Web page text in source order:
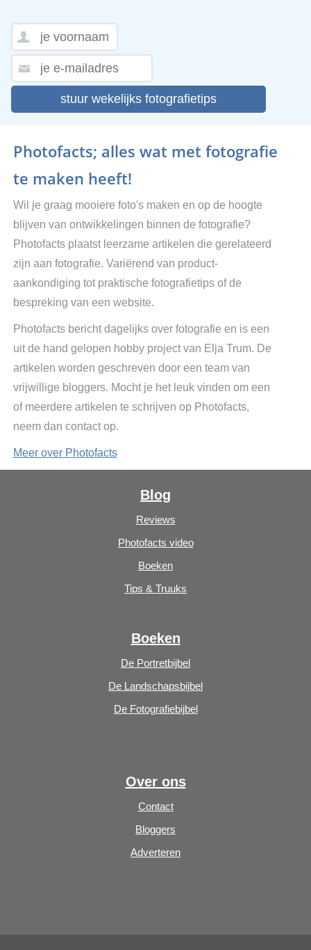
stuur wekelijks fotografietips
Photofacts; alles wat met fotografie
te maken heeft!
Wil je graag mooiere foto's maken en op de hoogte
blijven van ontwikkelingen binnen de fotografie?
Photofacts plaatst leerzame artikelen die gerelateerd
zijn aan fotografie. Variërend van product-
aankondiging tot praktische fotografietips of de
bespreking van een website.
Photofacts bericht dagelijks over fotografie en is een
uit de hand gelopen hobby project van Elja Trum. De
artikelen worden geschreven door een team van
vrijwillige bloggers. Mocht je het leuk vinden om een
of meerdere artikelen te schrijven op Photofacts,
neem dan contact op.
Meer over Photofacts
Blog
Reviews
Photofacts video
Boeken
Tips & Truuks
Boeken
De Portretbijbel
De Landschapsbijbel
De Fotografiebijbel
Over ons
Contact
Bloggers
Adverteren